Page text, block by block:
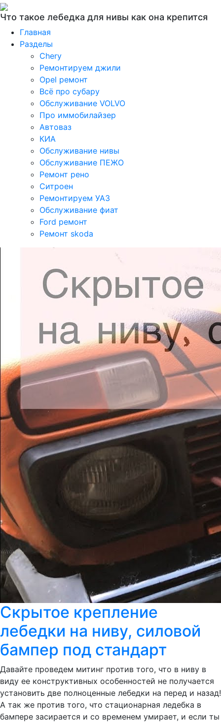
Что такое лебедка для нивы как она крепится
Главная
Разделы
Chery
Ремонтируем джили
Opel ремонт
Всё про субару
Обслуживание VOLVO
Про иммобилайзер
Автоваз
КИА
Обслуживание нивы
Обслуживание ПЕЖО
Ремонт рено
Ситроен
Ремонтируем УАЗ
Обслуживание фиат
Ford ремонт
Ремонт skoda
Скрытое крепление
лебедки на ниву, силовой
бампер под стандарт
Давайте проведем митинг против того, что в ниву в
виду ее конструктивных особенностей не получается
установить две полноценные лебедки на перед и назад!
А так же против того, что стационарная ледебка в
бампере засирается и со временем умирает, и если ты